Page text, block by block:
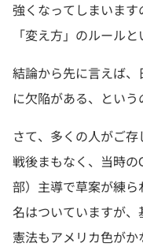
強くなってしまいま
「変え方」のルール
結論から先に言えば
に欠陥がある、という
さて、多くの人がご存
戦後まもなく、当時
部）主導で草案が練
名はついていますが
憲法もアメリカ色がか